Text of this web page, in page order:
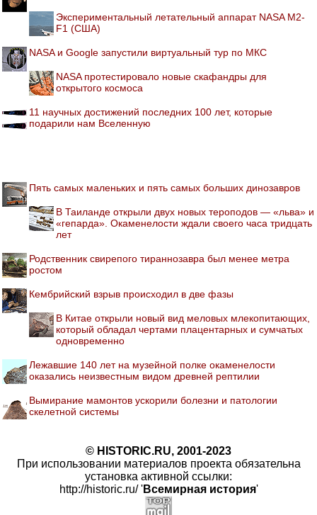
Экспериментальный летательный аппарат NASA M2-
F1 (США)
NASA и Google запустили виртуальный тур по МКС
NASA протестировало новые скафандры для
открытого космоса
11 научных достижений последних 100 лет, которые
подарили нам Вселенную
Пять самых маленьких и пять самых больших динозавров
В Таиланде открыли двух новых тероподов — «льва» и
«гепарда». Окаменелости ждали своего часа тридцать
лет
Родственник свирепого тираннозавра был менее метра
ростом
Кембрийский взрыв происходил в две фазы
В Китае открыли новый вид меловых млекопитающих,
который обладал чертами плацентарных и сумчатых
одновременно
Лежавшие 140 лет на музейной полке окаменелости
оказались неизвестным видом древней рептилии
Вымирание мамонтов ускорили болезни и патологии
скелетной системы
© HISTORIC.RU, 2001-2023
При использовании материалов проекта обязательна
установка активной ссылки:
http://historic.ru/ 'Всемирная история'